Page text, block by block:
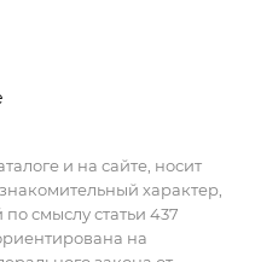
и на сайте, носит
характер,
смыслу статьи 437
на